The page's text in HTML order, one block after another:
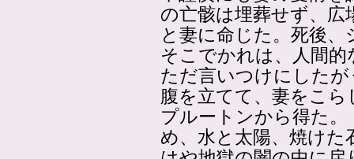
の亡骸は埋葬せず、
と妻に命じた。死後
そこでかれは、人間
ただ言いつけにした
腹を立てて、妻をこ
プルートンから得た
め、水と太陽、焼け